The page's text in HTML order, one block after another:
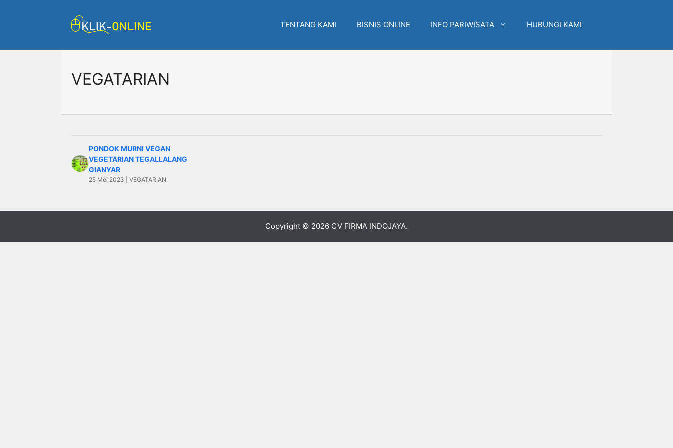
TENTANG KAMI BISNIS ONLINE INFO PARIWISATA HUBUNGI KAMI
VEGATARIAN
PONDOK MURNI VEGAN
VEGETARIAN TEGALLALANG
GIANYAR
25 Mei 2023 | VEGATARIAN
Copyright © 2026 CV FIRMA INDOJAYA.